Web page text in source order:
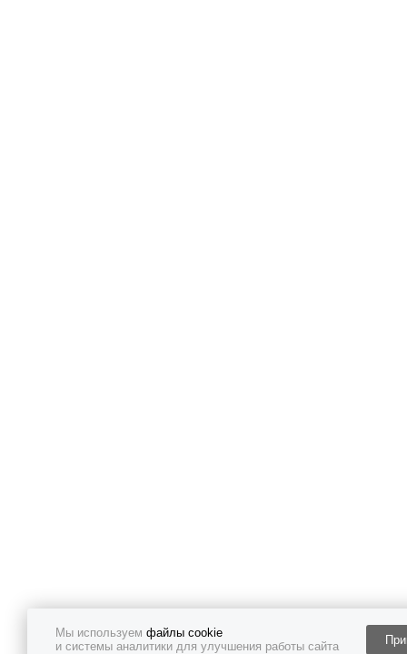
Мы используем файлы cookie
и системы аналитики для улучшения работы сайта